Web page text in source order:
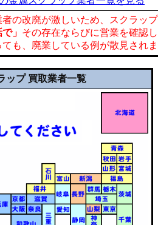
の改廃が激しいため、スクラッ
」 その存在ならびに営業を確認
も、廃業している例が散見され
ップ 買取業者一覧